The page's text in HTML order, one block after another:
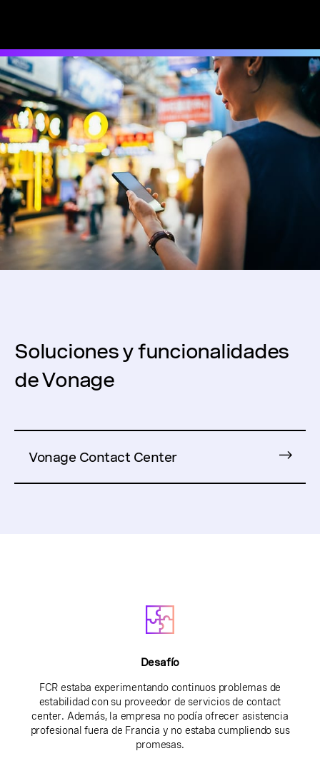
Soluciones y funcionalidades
de Vonage
Vonage Contact Center
Desafío
FCR estaba experimentando continuos problemas de
estabilidad con su proveedor de servicios de contact
center. Además, la empresa no podía ofrecer asistencia
profesional fuera de Francia y no estaba cumpliendo sus
promesas.